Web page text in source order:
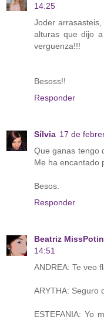
14:25
Joder
alturas que dijo
verguenza!!!
Besoss!!
Responder
Sílvia 17 de
Que ganas tengo
Me ha encantado
Besos.
Responder
Beatriz
14:51
ANDREA: Te veo
ARYTHA: Seguro
ESTEFANIA: Yo